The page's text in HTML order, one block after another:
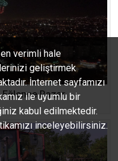
Pazar
en verimli hale
geliştirmek
İnternet sayfamızı
ile uyumlu bir
kabul edilmektedir.
inceleyebilirsiniz.